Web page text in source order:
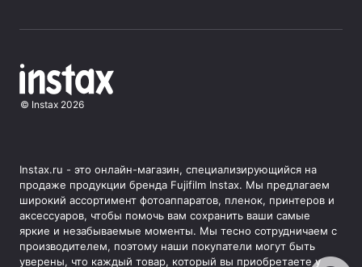
© Instax 2026
Instax.ru - это онлайн-магазин, специализирующийся на
продаже продукции бренда Fujifilm Instax. Мы предлагаем
широкий ассортимент фотоаппаратов, пленок, принтеров и
аксессуаров, чтобы помочь вам сохранить ваши самые
яркие и незабываемые моменты. Мы тесно сотрудничаем с
производителем, поэтому наши покупатели могут быть
уверены, что каждый товар, который вы приобретаете у